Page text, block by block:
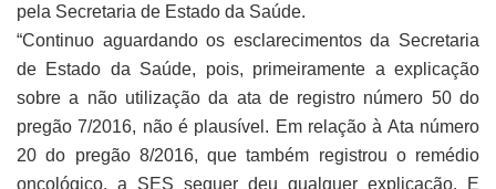
pela Secretaria de Estado da Saúde.
“Continuo aguardando os esclarecimentos da Secretaria
de Estado da Saúde, pois, primeiramente a explicação
sobre a não utilização da ata de registro número 50 do
pregão 7/2016, não é plausível. Em relação à Ata número
20 do pregão 8/2016, que também registrou o remédio
oncológico, a SES sequer deu qualquer explicação. E